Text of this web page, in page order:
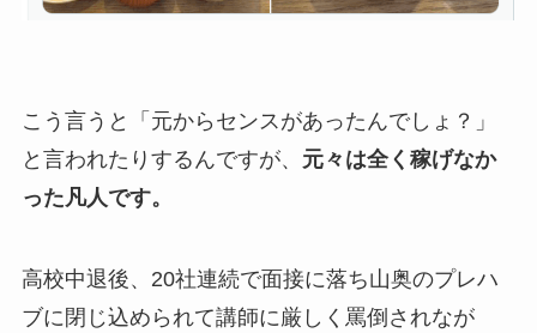
こう言うと「元からセンスがあったんでしょ？」
と言われたりするんですが、 元々は全く稼げなか
った凡人です。
高校中退後、20社連続で面接に落ち山奥のプレハ
ブに閉じ込められて講師に厳しく罵倒されなが